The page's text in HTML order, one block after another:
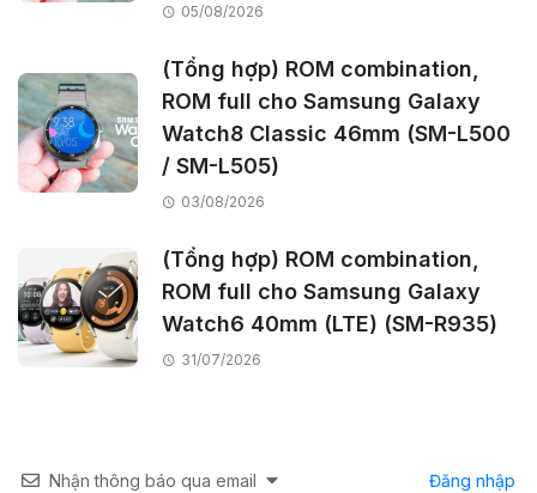
05/08/2026
(Tổng hợp) ROM combination,
ROM full cho Samsung Galaxy
Watch8 Classic 46mm (SM-L500
/ SM-L505)
03/08/2026
(Tổng hợp) ROM combination,
ROM full cho Samsung Galaxy
Watch6 40mm (LTE) (SM-R935)
31/07/2026
Nhận thông báo qua email Đăng nhập